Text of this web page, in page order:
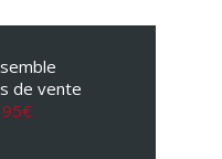
de vente
95€